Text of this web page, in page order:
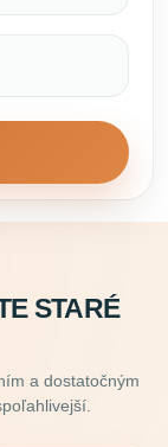
STARÉ
a dostatočným